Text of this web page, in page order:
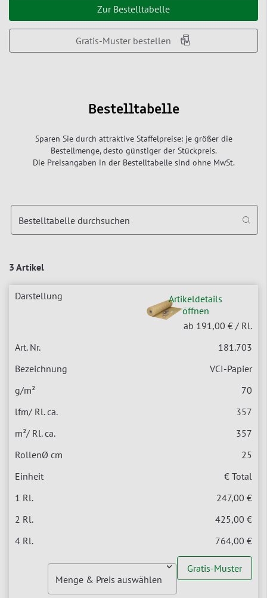
Zur Bestelltabelle
Gratis-Muster bestellen
Bestelltabelle
Sparen Sie durch attraktive Staffelpreise: je größer die
Bestellmenge, desto günstiger der Stückpreis.
Die Preisangaben in der Bestelltabelle sind ohne MwSt.
3 Artikel
Bestelltabelle durchsuchen
Artikeldetails
öffnen
ab 191,00 € / Rl.
181.703
VCI-Papier
70
357
357
25
€ Total
247,00 €
425,00 €
764,00 €
Gratis-Muster